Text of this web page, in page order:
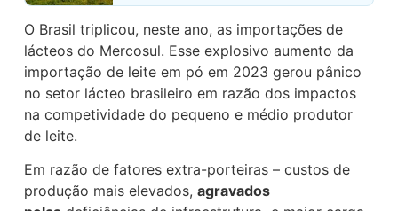
O Brasil triplicou, neste ano, as importações de
lácteos do Mercosul. Esse explosivo aumento da
importação de leite em pó em 2023 gerou pânico
no setor lácteo brasileiro em razão dos impactos
na competividade do pequeno e médio produtor
de leite.
Em razão de fatores extra-porteiras – custos de
produção mais elevados,agravados